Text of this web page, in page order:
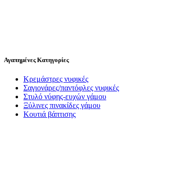
Αγαπημένες Κατηγορίες
Κρεμάστρες νυφικές
Σαγιονάρες/παντόφλες νυφικές
Στυλό νύφης-ευχών γάμου
Ξύλινες πινακίδες γάμου
Κουτιά βάπτισης